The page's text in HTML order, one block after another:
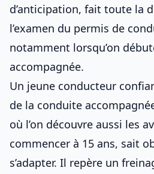
d’anticipation, fait toute la
l’examen du permis de
notamment lorsqu’on
accompagnée.
Un jeune conducteur
de la conduite
où l’on découvre aussi les
commencer à 15 ans, sait
s’adapter. Il repère un